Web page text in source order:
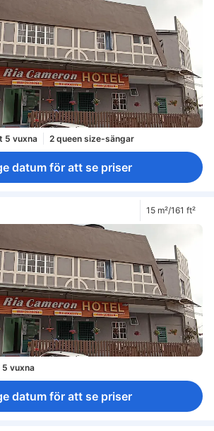
5 vuxna 2 queen size-sängar
datum för att se priser
15 m²/161 ft²
vuxna
datum för att se priser